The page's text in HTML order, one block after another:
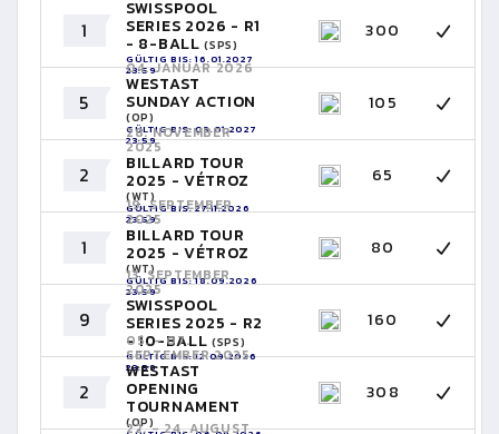
1
SWISSPOOL
SERIES 2026 - R1
- 8-BALL(SPS)
GÜLTIG BIS: 16.01.2027
23:59
300
5
04. JANUAR 2026
WESTAST
SUNDAY ACTION
(OP)
GÜLTIG BIS: 03.01.2027
23:59
105
2
28. NOVEMBER
2025
BILLARD TOUR
2025 - VÉTROZ
(WT)
GÜLTIG BIS: 27.11.2026
23:59
65
1
19. SEPTEMBER
2025
BILLARD TOUR
2025 - VÉTROZ
(WT)
GÜLTIG BIS: 18.09.2026
23:59
80
9
13. SEPTEMBER
2025
SWISSPOOL
SERIES 2025 - R2
- 10-BALL (SPS)
GÜLTIG BIS: 12.09.2026
23:59
160
2
05. - 07.
SEPTEMBER 2025
WESTAST
OPENING
TOURNAMENT
(OP)
308
22. - 24. AUGUST